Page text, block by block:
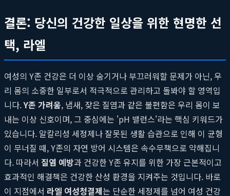
결론: 당신의 건강한 일상을 위한 현명한 선
택, 라엘
여성의 Y존 건강은 더 이상 숨기거나 부끄러워할 문제가 아닌, 우
리 몸의 소중한 일부로서 적극적으로 관리하고 돌봐야 할 영역입
니다.Y존 가려움, 냄새, 잦은 질염과 같은 불편함은 우리 몸이 보
내는 이상 신호이며, 그 중심에는 'pH 밸런스'라는 핵심 키워드가
있습니다. 알칼리성 세정제나 잘못된 생활 습관으로 인해 이 균형
이 무너질 때, Y존의 자연 방어 시스템은 속수무책으로 약해집니
다. 따라서 질염 예방과 건강한 Y존 유지를 위한 가장 근본적이고
효과적인 해결책은 건강한 산성 환경을 지켜주는 것입니다. 바로
이 지점에서 라엘 여성청결제는 단순한 세정제를 넘어 여성 건강